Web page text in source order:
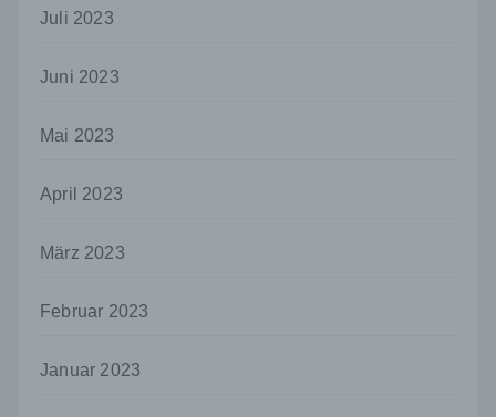
Juli 2023
Juni 2023
Mai 2023
April 2023
März 2023
Februar 2023
Januar 2023
Sind die Zwecke und Mittel dieser
Verarbeitung durch das Unionsrecht oder
so kann der Verantwortliche
Unionsrecht oder dem Recht der
h) Auftragsverarbeiter
juristische Person, Behörde, Einrichtung
verarbeitet.
i) Empfänger